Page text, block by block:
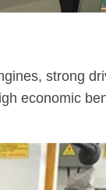
strong
economic